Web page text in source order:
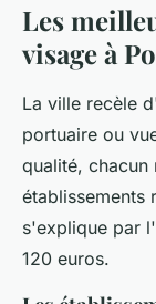
Les
visage à
La ville recèle
portuaire ou
qualité, chacun
établissements
s'explique par
120 euros.